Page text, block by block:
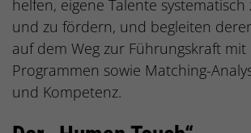
helfen, eigene Talente
und zu fördern, und begleiten
auf dem Weg zur Führungskraft
Programmen sowie Matching-
und Kompetenz.